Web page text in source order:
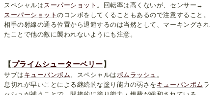
スペシャルはスーパーショット 。回転率は高くないが、センサー→
スーパーショットのコンボをしてくることもあるので注意すること。
相手の射線の通る位置から退避するのは当然として、マーキングされ
たことで他の敵に襲われないようにも注意。
【プライムシューターベリー】
サブは キューバンボム 、スペシャルは ボムラッシュ 。
息切れが早いことによる継続的な塗り能力の弱さを キューバンボム ラ